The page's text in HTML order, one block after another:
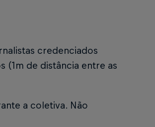
credenciados
de distância entre as
a coletiva. Não